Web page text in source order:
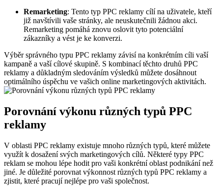
Remarketing: Tento typ PPC reklamy cílí na uživatele, kteří
již navštívili vaše stránky, ale neuskutečnili žádnou akci.
Remarketing pomáhá znovu oslovit tyto potenciální
zákazníky a vést je ke konverzi.
Výběr správného typu PPC reklamy závisí na konkrétním cíli vaší
kampaně a vaší cílové skupině. S kombinací těchto druhů PPC
reklamy a důkladným sledováním výsledků můžete dosáhnout
optimálního úspěchu ve vašich online marketingových aktivitách.
Porovnání výkonu různých typů PPC
reklamy
V oblasti PPC reklamy existuje mnoho různých typů, které můžete
využít k dosažení svých marketingových cílů. Některé typy PPC
reklam se mohou lépe hodit pro vaši konkrétní oblast podnikání než
jiné. Je důležité porovnat výkonnost různých typů PPC reklamy a
zjistit, které pracují nejlépe pro vaši společnost.